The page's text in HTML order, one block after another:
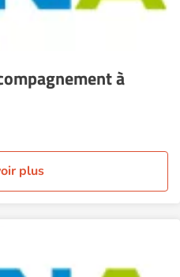
à
plus